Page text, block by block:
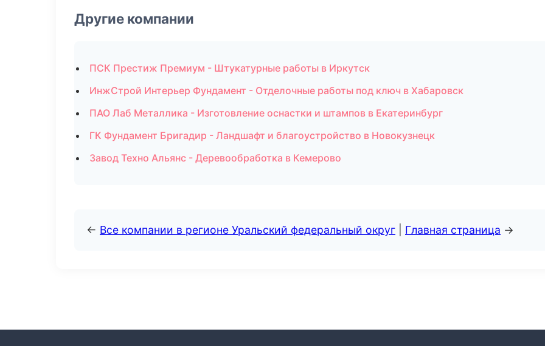
Другие компании
ПСК Престиж Премиум - Штукатурные работы в Иркутск
ИнжСтрой Интерьер Фундамент - Отделочные работы под ключ в Хабаровск
ПАО Лаб Металлика - Изготовление оснастки и штампов в Екатеринбург
ГК Фундамент Бригадир - Ландшафт и благоустройство в Новокузнецк
Завод Техно Альянс - Деревообработка в Кемерово
← Все компании в регионе Уральский федеральный округ Главная страница →